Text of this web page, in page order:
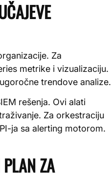
Za
metrike i vizualizaciju.
trendove analize.
rešenja. Ovi alati
Za orkestraciju
ja sa alerting motorom.
ZA